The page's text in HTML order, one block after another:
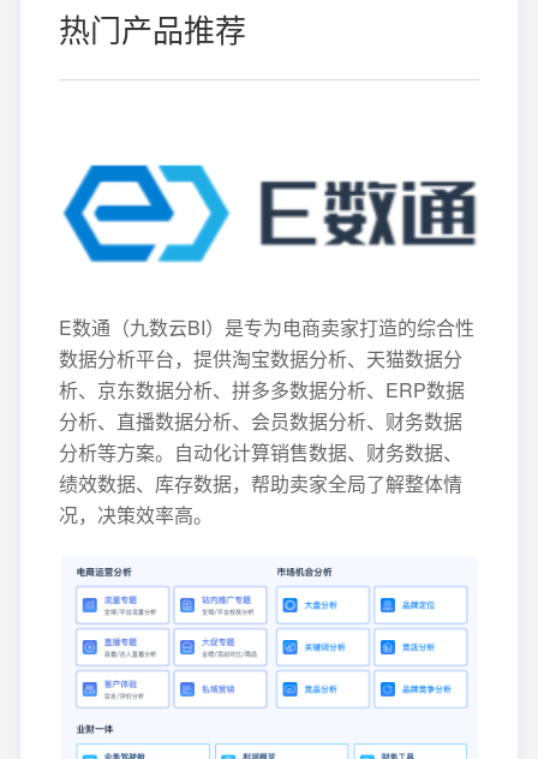
热门产品推荐
E数通（九数云BI）是专为电商卖家打造的综合性
数据分析平台，提供淘宝数据分析、天猫数据分
析、京东数据分析、拼多多数据分析、ERP数据
分析、直播数据分析、会员数据分析、财务数据
分析等方案。自动化计算销售数据、财务数据、
绩效数据、库存数据，帮助卖家全局了解整体情
况，决策效率高。